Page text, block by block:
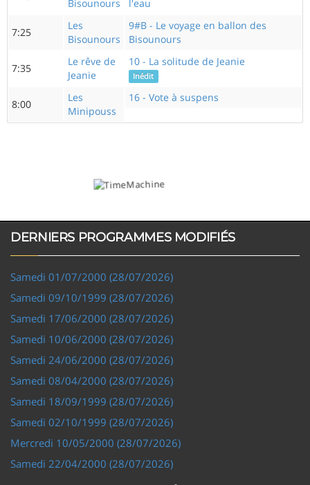
Bisounours l'eau
7:25
Les
Bisounours
9#B - Le voyage en ballon des
Bisounours
7:35
Le rêve de
Jeanie
10 - La solitude de Jeanie
Inédit
8:00
Les
Minipouss
16 - Vote à suspens
DERNIERS PROGRAMMES MODIFIÉS
Samedi 01/07/2000 (28/07/2026)
Samedi 09/10/1999 (28/07/2026)
Samedi 17/06/2000 (28/07/2026)
Samedi 10/06/2000 (28/07/2026)
Samedi 24/06/2000 (28/07/2026)
Samedi 08/04/2000 (28/07/2026)
Samedi 18/09/1999 (28/07/2026)
Samedi 02/10/1999 (28/07/2026)
Mercredi 10/05/2000 (28/07/2026)
Samedi 22/04/2000 (28/07/2026)